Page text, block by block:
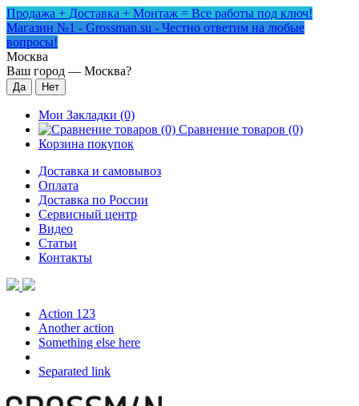
Продажа + Доставка + Монтаж = Все работы под ключ!
Магазин №1 - Grossman.su - Честно ответим на любые
вопросы!
Москва
Ваш город — Москва?
Мои Закладки (0)
Сравнение товаров (0)
Корзина покупок
Доставка и самовывоз
Оплата
Доставка по России
Сервисный центр
Видео
Статьи
Контакты
Action 123
Another action
Something else here
Separated link